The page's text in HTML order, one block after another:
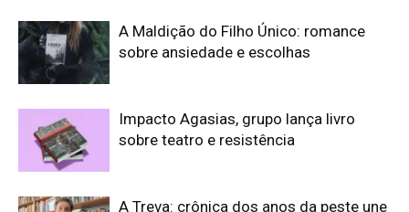
A Maldição do Filho Único: romance
sobre ansiedade e escolhas
Impacto Agasias, grupo lança livro
sobre teatro e resistência
A Treva: crônica dos anos da peste une